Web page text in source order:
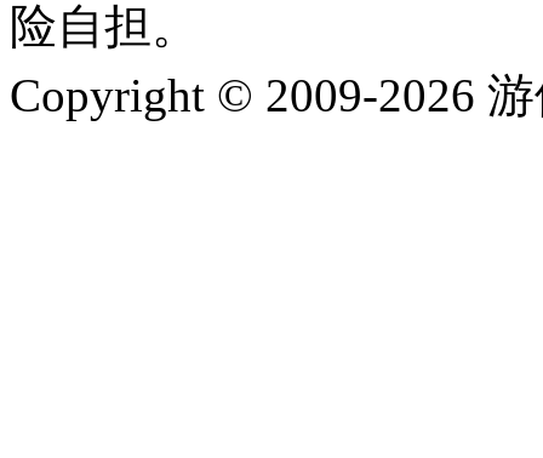
险自担。
Copyright © 2009-2026